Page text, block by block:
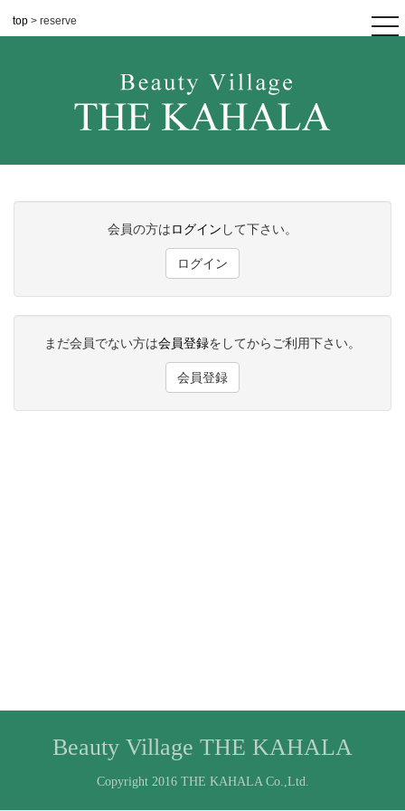
top > reserve
会員の方はログイン して下さい。
ログイン
まだ会員でない方は会員登録をしてからご利用下さい。
会員登録
Beauty Village THE KAHALA
Copyright 2016 THE KAHALA Co.,Ltd.